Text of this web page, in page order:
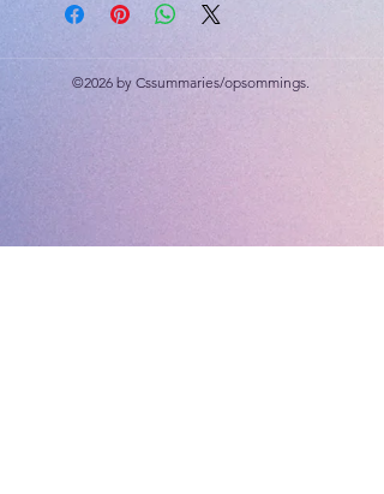
©2026 by Cssummaries/opsommings.